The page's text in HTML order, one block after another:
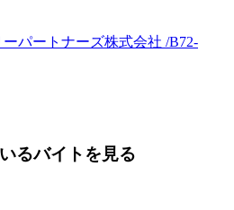
パートナーズ株式会社 /B72-
るバイトを見る